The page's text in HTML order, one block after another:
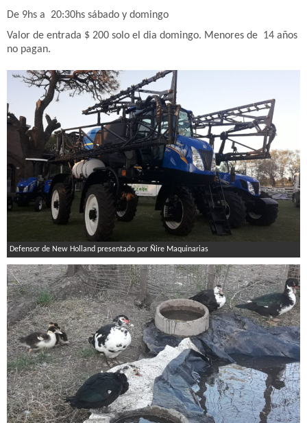
De 9hs a 20:30hs sábado y domingo
Valor de entrada $ 200 solo el dia domingo. Menores de 14 años
no pagan.
Defensor de New Holland presentado por Ñire Maquinarias